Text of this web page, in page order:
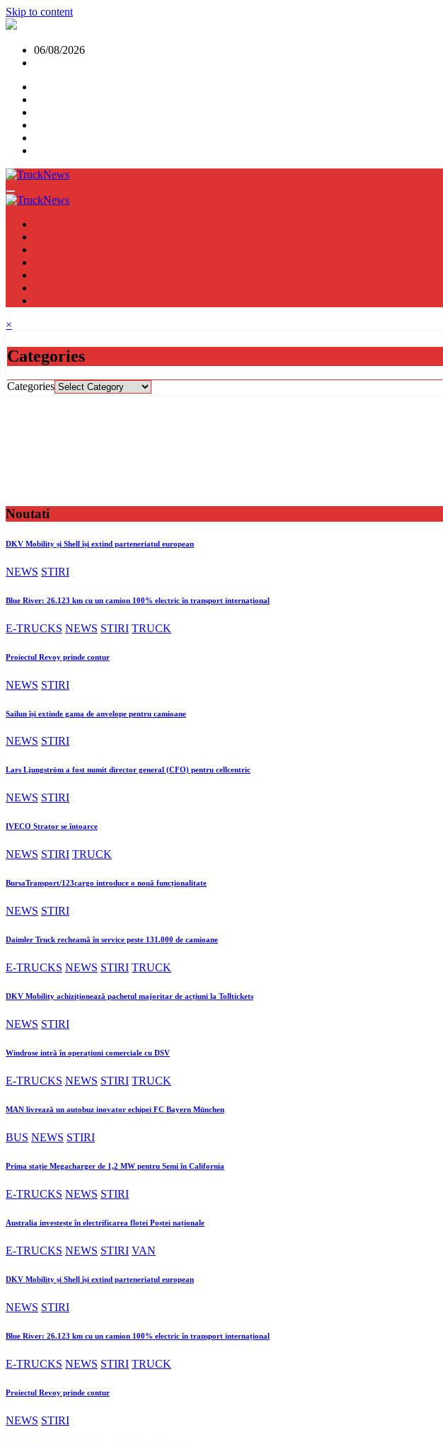
Skip to content
06/08/2026
×
Categories
Categories
Noutati
DKV Mobility și Shell își extind parteneriatul european
NEWS STIRI
Blue River: 26.123 km cu un camion 100% electric în transport internațional
E-TRUCKS NEWS STIRI TRUCK
Proiectul Revoy prinde contur
NEWS STIRI
Sailun își extinde gama de anvelope pentru camioane
NEWS STIRI
Lars Ljungström a fost numit director general (CFO) pentru cellcentric
NEWS STIRI
IVECO Strator se întoarce
NEWS STIRI TRUCK
BursaTransport/123cargo introduce o nouă funcționalitate
NEWS STIRI
Daimler Truck recheamă în service peste 131.000 de camioane
E-TRUCKS NEWS STIRI TRUCK
DKV Mobility achiziționează pachetul majoritar de acțiuni la Tolltickets
NEWS STIRI
Windrose intră în operațiuni comerciale cu DSV
E-TRUCKS NEWS STIRI TRUCK
MAN livrează un autobuz inovator echipei FC Bayern München
BUS NEWS STIRI
Prima stație Megacharger de 1,2 MW pentru Semi în California
E-TRUCKS NEWS STIRI
Australia investește în electrificarea flotei Poștei naționale
E-TRUCKS NEWS STIRI VAN
DKV Mobility și Shell își extind parteneriatul european
NEWS STIRI
Blue River: 26.123 km cu un camion 100% electric în transport internațional
E-TRUCKS NEWS STIRI TRUCK
Proiectul Revoy prinde contur
NEWS STIRI